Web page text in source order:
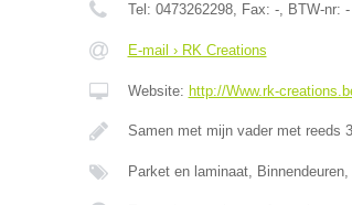
Tel: 0473262298, Fax: -, BTW-nr: -
E-mail › RK Creations
Website: http://Www.rk-
Samen met mijn vader met reeds
Parket en laminaat,